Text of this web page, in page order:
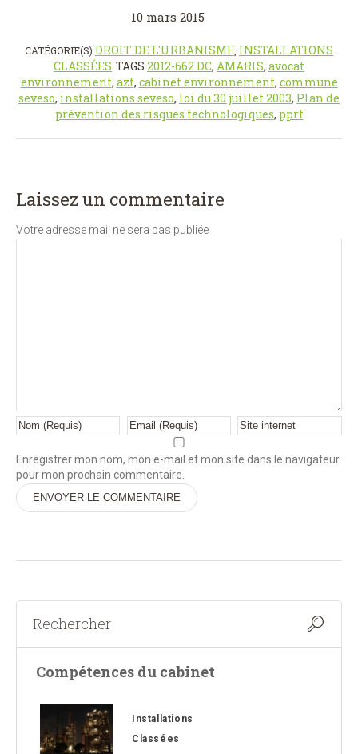
10 mars 2015
CATÉGORIE(S) DROIT DE L'URBANISME INSTALLATIONS
CLASSÉES TAGS 2012-662 DC, AMARIS, avocat
environnement, azf, cabinet environnement, commune
seveso, installations seveso, loi du 30 juillet 2003, Plan de
prévention des risques technologiques, pprt
Laissez un commentaire
Votre adresse mail ne sera pas publiée
Enregistrer mon nom, mon e-mail et mon site dans le navigateur
pour mon prochain commentaire.
Compétences du cabinet
Installations
Classées